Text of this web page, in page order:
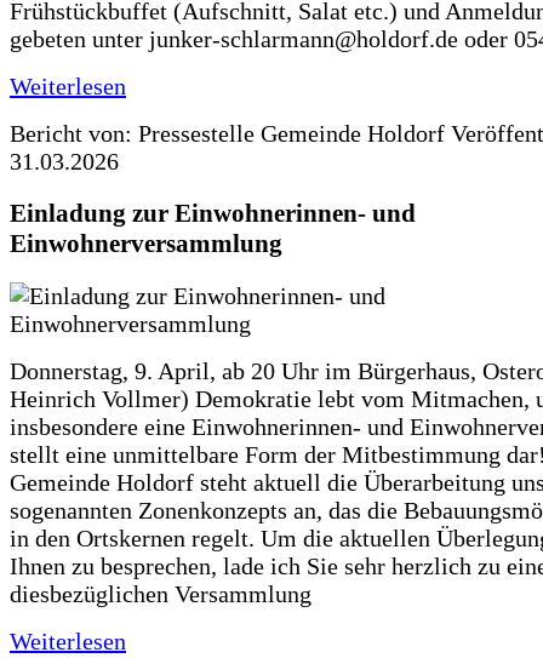
Frühstückbuffet (Aufschnitt, Salat etc.) und
gebeten unter junker-schlarmann@holdorf.de oder
Weiterlesen
Bericht von: Pressestelle Gemeinde Holdorf
31.03.2026
Einladung zur Einwohnerinnen- und
Einwohnerversammlung
Donnerstag, 9. April, ab 20 Uhr im Bürgerhaus,
Heinrich Vollmer) Demokratie lebt vom Mitmachen,
insbesondere eine Einwohnerinnen- und
stellt eine unmittelbare Form der Mitbestimmung
Gemeinde Holdorf steht aktuell die Überarbeitung
sogenannten Zonenkonzepts an, das die
in den Ortskernen regelt. Um die aktuellen
Ihnen zu besprechen, lade ich Sie sehr herzlich zu
diesbezüglichen Versammlung
Weiterlesen